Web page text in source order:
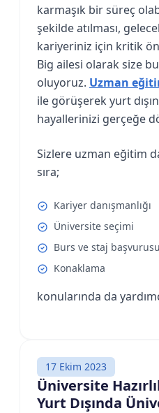
karmaşık bir süreç
şekilde atılması,
kariyeriniz için kritik
Big ailesi olarak size
oluyoruz. Uzman
ile görüşerek yurt
hayallerinizi gerçeğe
Sizlere uzman eğitim
sıra;
Kariyer danışmanlığı
Üniversite seçimi
Burs ve staj başvurusu
Konaklama
konularında da
17 Ekim 2023
Üniversite
Yurt Dışında